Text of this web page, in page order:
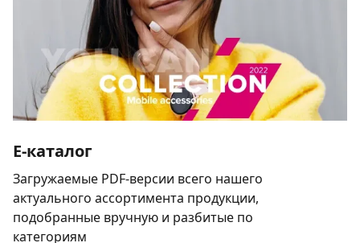
E-каталог
Загружаемые PDF-версии всего нашего
актуального ассортимента продукции,
подобранные вручную и разбитые по
категориям